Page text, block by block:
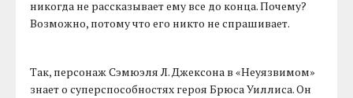
никогда не рассказывает ему все до конца. Почему?
Возможно, потому что его никто не спрашивает.
Так, персонаж Сэмюэля Л. Джексона в «Неуязвимом»
знает о суперспособностях героя Брюса Уиллиса. Он